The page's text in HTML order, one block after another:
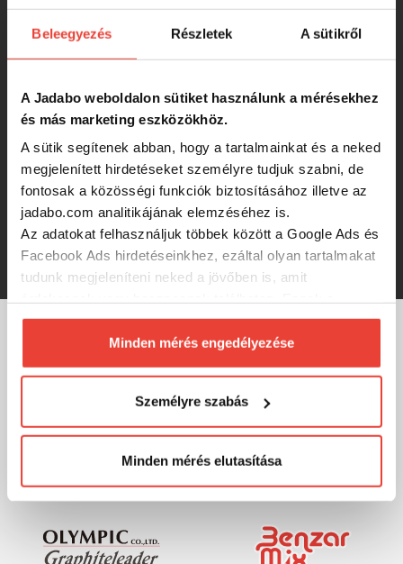
Beleegyezés Részletek A sütikről
A Jadabo weboldalon sütiket használunk a mérésekhez
és más marketing eszközökhöz.
A sütik segítenek abban, hogy a tartalmainkat és a neked
megjelenített hirdetéseket személyre tudjuk szabni, de
fontosak a közösségi funkciók biztosításához illetve az
jadabo.com analitikájának elemzéséhez is.
Az adatokat felhasználjuk többek között a Google Ads és
Facebook Ads hirdetéseinkhez, ezáltal olyan tartalmakat
tudunk megjeleníteni neked a jövőben is, amit
biztosításához arra kérünk, hogy engedd meg
számunkra minden mérés használatát.
Természetesensoha semmilyen formában nem fogunk
megváltoztathatod a döntésed ezzel kapcsolatban.
Előre is köszönjük!
Minden mérés engedélyezése
Személyre szabás
Minden mérés elutasítása
12 338 Ft
Reiva Kapucnis pulóver L
-18%
Sonik Kapucnis Pulóver Green-Xl
11 690 Ft
MÁRKÁINK